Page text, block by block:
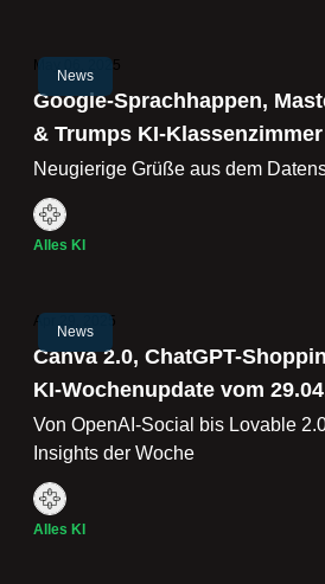
News
May 06, 2025
Google-Sprachhappen,
& Trumps KI-
der Woche
Neugierige Grüße aus dem
Alles KI
News
Apr 29, 2025
Canva 2.0, ChatGPT-
KI-Wochenupdate vom
Von OpenAI-Social bis Lovable
Insights der Woche
Alles KI